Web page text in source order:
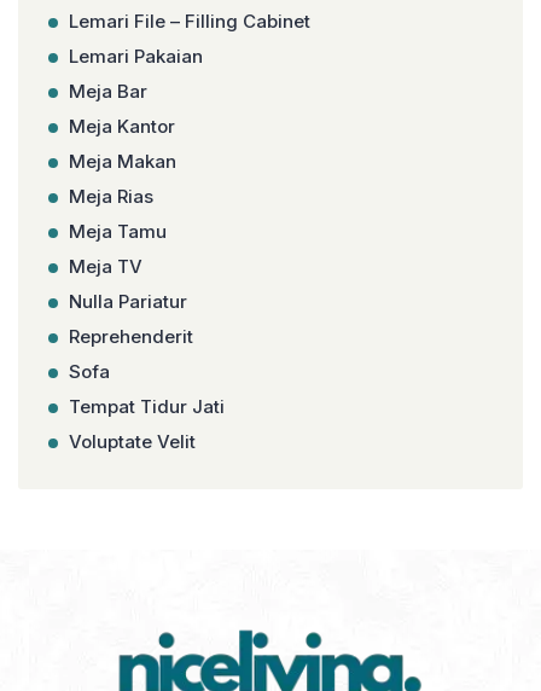
Lemari File – Filling Cabinet
Lemari Pakaian
Meja Bar
Meja Kantor
Meja Makan
Meja Rias
Meja Tamu
Meja TV
Nulla Pariatur
Reprehenderit
Sofa
Tempat Tidur Jati
Voluptate Velit